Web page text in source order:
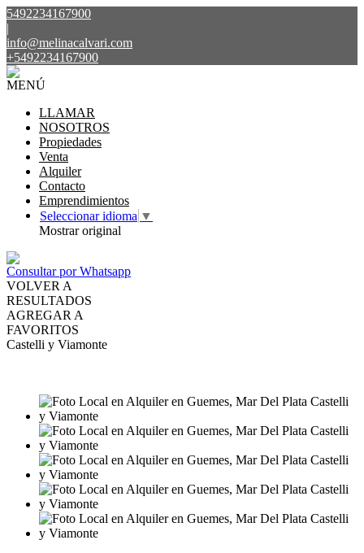
5492234167900
|
info@melinacalvari.com
+5492234167900
MENÚ
LLAMAR
NOSOTROS
Propiedades
Venta
Alquiler
Contacto
Emprendimientos
Seleccionar idioma ▼
Mostrar original
Consultar por Whatsapp
VOLVER A
RESULTADOS
AGREGAR A
FAVORITOS
Castelli y Viamonte